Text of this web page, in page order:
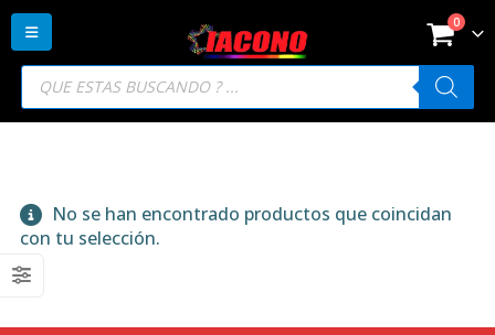
Búsqueda
productos
0
No se han encontrado productos que coincidan
con tu selección.